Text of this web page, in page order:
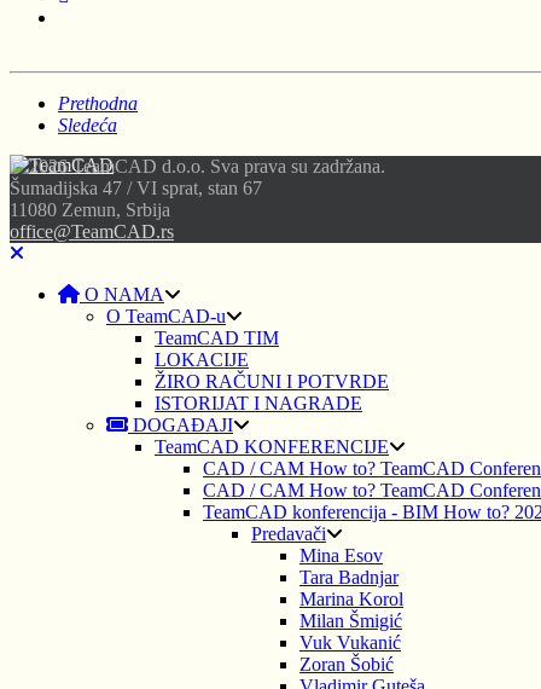
Prethodna
Sledeća
© 2026 TeamCAD d.o.o. Sva prava su zadržana.
Šumadijska 47 / VI sprat, stan 67
11080 Zemun, Srbija
office@TeamCAD.rs
O NAMA
O TeamCAD-u
TeamCAD TIM
LOKACIJE
ŽIRO RAČUNI I POTVRDE
ISTORIJAT I NAGRADE
DOGAĐAJI
TeamCAD KONFERENCIJE
CAD / CAM How to? TeamCAD
CAD / CAM How to? TeamCAD
TeamCAD konferencija - BIM How to?
Predavači
Mina Esov
Tara Badnjar
Marina Korol
Milan Šmigić
Vuk Vukanić
Zoran Šobić